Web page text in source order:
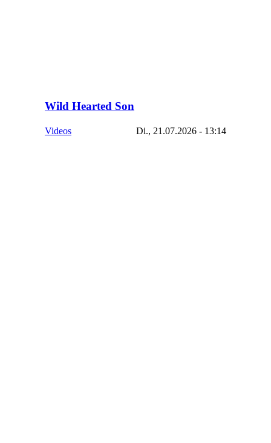
Wild Hearted Son
Videos Di., 21.07.2026 - 13:14